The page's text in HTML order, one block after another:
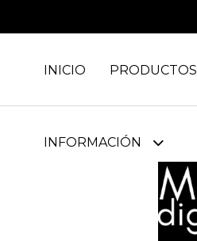
INICIO PRODUCTOS
INFORMACIÓN